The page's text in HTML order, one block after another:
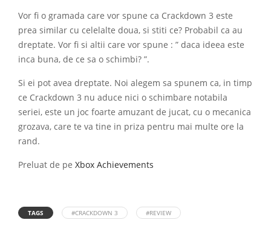
Vor fi o gramada care vor spune ca Crackdown 3 este
prea similar cu celelalte doua, si stiti ce? Probabil ca au
dreptate. Vor fi si altii care vor spune : ” daca ideea este
inca buna, de ce sa o schimbi? ”.
Si ei pot avea dreptate. Noi alegem sa spunem ca, in timp
ce Crackdown 3 nu aduce nici o schimbare notabila
seriei, este un joc foarte amuzant de jucat, cu o mecanica
grozava, care te va tine in priza pentru mai multe ore la
rand.
Preluat de pe Xbox Achievements
TAGS #CRACKDOWN 3 #REVIEW